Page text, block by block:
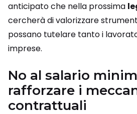
anticipato che nella prossima
cercherà di valorizzare
possano tutelare tanto i
imprese.
No al salario
rafforzare i
contrattuali